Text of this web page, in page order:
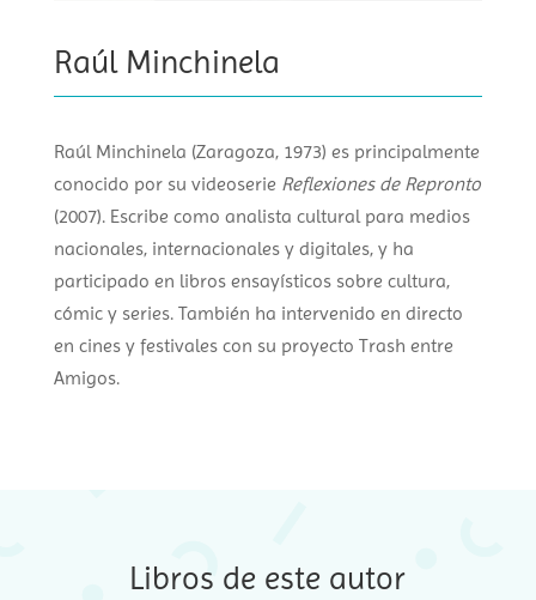
Raúl Minchinela
Raúl Minchinela (Zaragoza, 1973) es principalmente
conocido por su videoserie Reflexiones de Repronto
(2007). Escribe como analista cultural para medios
nacionales, internacionales y digitales, y ha
participado en libros ensayísticos sobre cultura,
cómic y series. También ha intervenido en directo
en cines y festivales con su proyecto Trash entre
Amigos.
Libros de este autor